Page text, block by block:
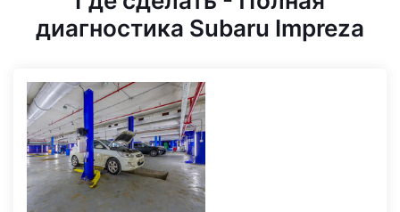
диагностика Subaru Impreza